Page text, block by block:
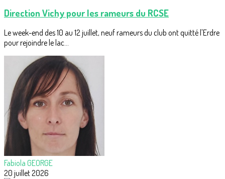
Direction Vichy pour les rameurs du RCSE
Le week-end des 10 au 12 juillet, neuf rameurs du club ont quitté l'Erdre
pour rejoindre le lac...
Fabiola GEORGE
20 juillet 2026